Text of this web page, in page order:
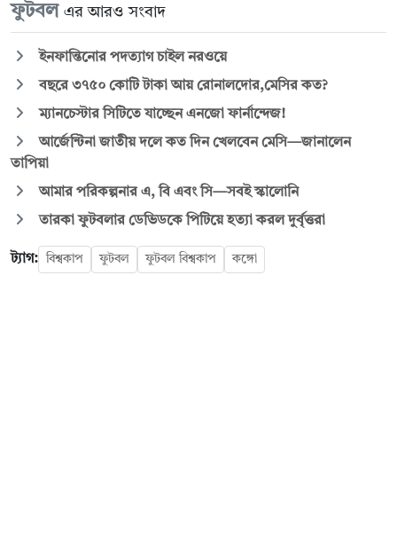
ফুটবল এর আরও সংবাদ
ইনফান্তিনোর পদত্যাগ চাইল নরওয়ে
বছরে ৩৭৫০ কোটি টাকা আয় রোনালদোর,মেসির কত?
ম্যানচেস্টার সিটিতে যাচ্ছেন এনজো ফার্নান্দেজ!
আর্জেন্টিনা জাতীয় দলে কত দিন খেলবেন মেসি—জানালেন
তাপিয়া
আমার পরিকল্পনার এ, বি এবং সি—সবই স্কালোনি
তারকা ফুটবলার ডেভিডকে পিটিয়ে হত্যা করল দুর্বৃত্তরা
ট্যাগ: বিশ্বকাপ ফুটবল ফুটবল বিশ্বকাপ কঙ্গো